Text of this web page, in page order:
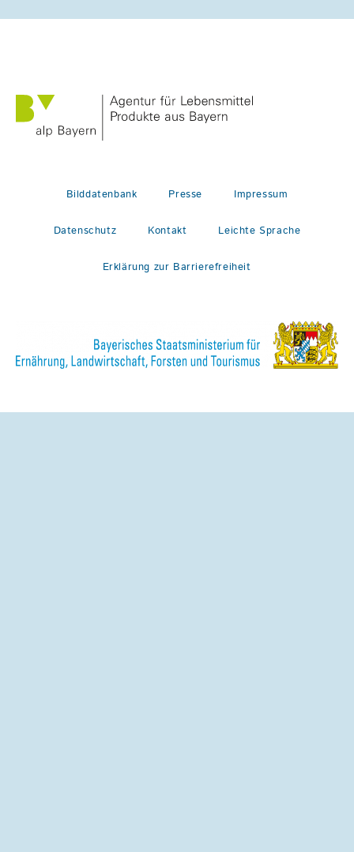
Bilddatenbank Presse Impressum
Datenschutz Kontakt Leichte Sprache
Erklärung zur Barrierefreiheit